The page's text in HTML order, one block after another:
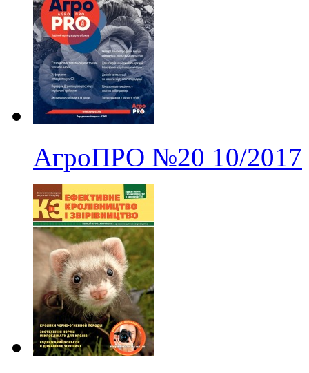
АгроПРО №20 10/2017